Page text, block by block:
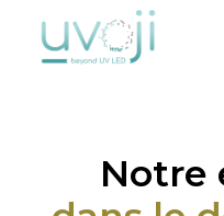
L’entreprise
Notre métier
Notre